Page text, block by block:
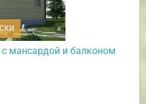
мансардой и балконом